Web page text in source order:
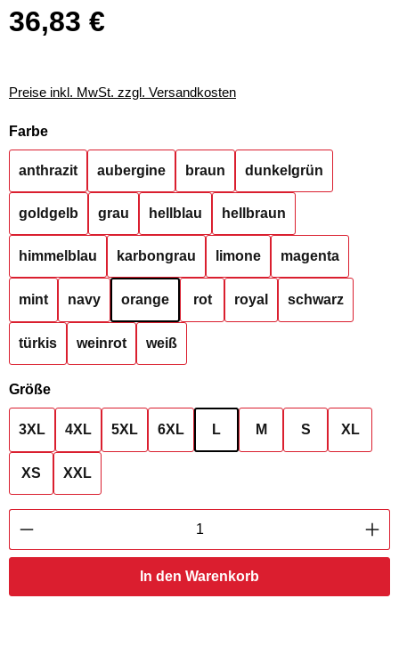
Regulärer Preis:
36,83 €
Preise inkl. MwSt. zzgl. Versandkosten
Farbeauswählen
anthrazit aubergine braun dunkelgrün
goldgelb grau hellblau hellbraun
himmelblau karbongrau limone magenta
mint navy orange rot royal schwarz
türkis weinrot weiß
Größeauswählen
3XL 4XL 5XL 6XL L M S XL
XS XXL
Produkt Anzahl: Gib den gewünschten
In den Warenkorb